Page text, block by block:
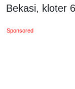
Bekasi, kloter
Sponsored